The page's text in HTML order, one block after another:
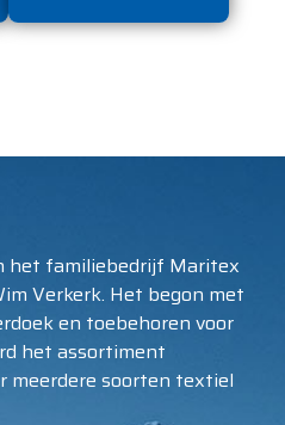
het familiebedrijf Maritex
Verkerk. Het begon met
en toebehoren voor
het assortiment
meerdere soorten textiel